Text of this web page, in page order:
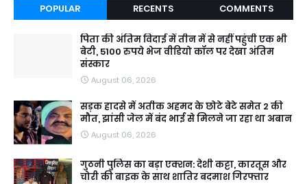
POPULAR RECENTS COMMENTS
पिता की अंतिम विदाई में तीन में से नहीं पहुंची एक भी
बेटी, 5100 रुपये भेज वीडियो कॉल पर देखा अंतिम
संस्कार
August 06, 2026
सड़क हादसे में अतीक अहमद के छोटे बेटे समेत 2 की
मौत, झांसी जेल में बंद भाई से मिलने जा रहा था अबान
August 06, 2026
गुठनी पुलिस का बड़ा एक्शन: देशी कट्टा, कारतूस और
चोरी की बाइक के साथ शातिर बदमाश गिरफ्तार